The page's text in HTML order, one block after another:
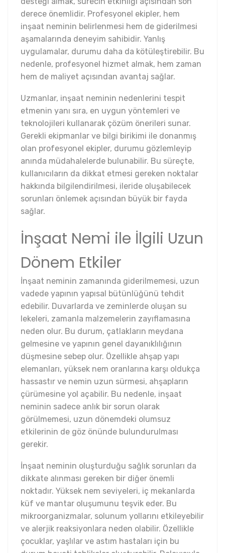
derece önemlidir. Profesyonel ekipler, hem
inşaat neminin belirlenmesi hem de giderilmesi
aşamalarında deneyim sahibidir. Yanlış
uygulamalar, durumu daha da kötüleştirebilir. Bu
nedenle, profesyonel hizmet almak, hem zaman
hem de maliyet açısından avantaj sağlar.
Uzmanlar, inşaat neminin nedenlerini tespit
etmenin yanı sıra, en uygun yöntemleri ve
teknolojileri kullanarak çözüm önerileri sunar.
Gerekli ekipmanlar ve bilgi birikimi ile donanmış
olan profesyonel ekipler, durumu gözlemleyip
anında müdahalelerde bulunabilir. Bu süreçte,
kullanıcıların da dikkat etmesi gereken noktalar
hakkında bilgilendirilmesi, ileride oluşabilecek
sorunları önlemek açısından büyük bir fayda
sağlar.
İnşaat Nemi ile İlgili Uzun
Dönem Etkiler
İnşaat neminin zamanında giderilmemesi, uzun
vadede yapının yapısal bütünlüğünü tehdit
edebilir. Duvarlarda ve zeminlerde oluşan su
lekeleri, zamanla malzemelerin zayıflamasına
neden olur. Bu durum, çatlakların meydana
gelmesine ve yapının genel dayanıklılığının
düşmesine sebep olur. Özellikle ahşap yapı
elemanları, yüksek nem oranlarına karşı oldukça
hassastır ve nemin uzun sürmesi, ahşapların
çürümesine yol açabilir. Bu nedenle, inşaat
neminin sadece anlık bir sorun olarak
görülmemesi, uzun dönemdeki olumsuz
etkilerinin de göz önünde bulundurulması
gerekir.
İnşaat neminin oluşturduğu sağlık sorunları da
dikkate alınması gereken bir diğer önemli
noktadır. Yüksek nem seviyeleri, iç mekanlarda
küf ve mantar oluşumunu teşvik eder. Bu
mikroorganizmalar, solunum yollarını etkileyebilir
ve alerjik reaksiyonlara neden olabilir. Özellikle
çocuklar, yaşlılar ve astım hastaları için bu